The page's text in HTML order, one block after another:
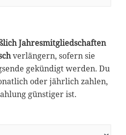
Jahresmitgliedschaften
verlängern, sofern sie
gekündigt werden. Du
oder jährlich zahlen,
günstiger ist.